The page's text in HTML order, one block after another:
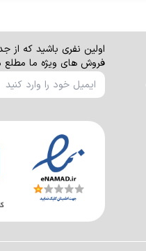
اولين نفری باشيد كه از
فروش های ويژه ما مطلع